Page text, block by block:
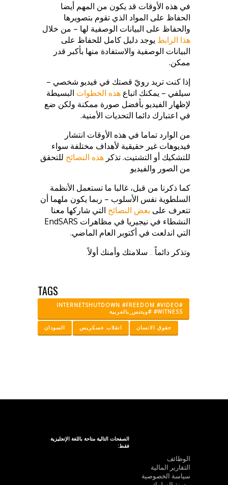
في هذه الأوقات قد يكون من المهم أيضا
الحفاظ على المواد الذي تقوم بتصويرها
والحفاظ على البيانات الوصفية لها – من خلال
هذا الرابط يوجد دليل كامل للحفاظ على
البيانات الوصفية والاستفادة منها بأكبر قدر
ممكن.
إذا كنت تريد رويّ قصتك في فيديو شخصي –
سيلفي – يمكنك اتباع هذه الخطوات البسيطة
لإظهار الفيديو بأفضل صورة ممكنة ولكن ضع
في اعتبارك دائما التحديات الأمنية.
من الوارد تماما في هذه الأوقات انتشار
فيديوهات غير حقيقية لأهداف مختلفة سواء
للتشكيك أو التشتيت. تذكر هذه النصائح للتحقق
من الصور والفيديو
كما ذكرنا من قبل، غالبا ما تستعمل الأنظمة
السلطوية نفس الأسلوب – ربما يكون ملهما أن
تتعرف على بعض النصائح التي شاركها معنا
التي اندلعت في أكتوبر العام الماضي.
وتذكر دائماً .. سلامتك وأمنك أولاً.
TAGS
#INTERNETSHUTDOWN #FREEDOM #VIDEO
#WITNESS #ويتنس_بالعربية
السودان انقلاب عسكريس حقوق الانسان
الصفحات التالية متاحة باللغة الإنجليزية
فقط:
الوظائف
التقارير المالية
سياسة الخصوصية